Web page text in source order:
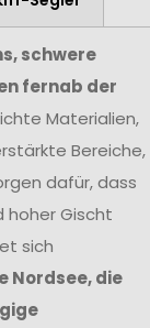
schwere
fernab der
Materialien,
Bereiche,
dafür, dass
hoher Gischt
sich
Nordsee, die